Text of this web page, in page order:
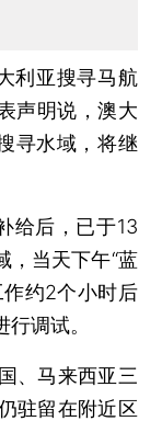
亚搜寻马航
声明说，澳大
寻水域，将继
给后，已于13
，当天下午“蓝
约2个小时后
调试。
、马来西亚三
驻留在附近区